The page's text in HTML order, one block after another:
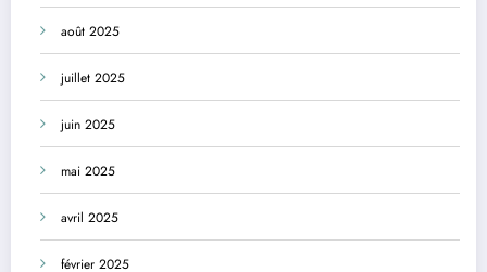
août 2025
juillet 2025
juin 2025
mai 2025
avril 2025
février 2025